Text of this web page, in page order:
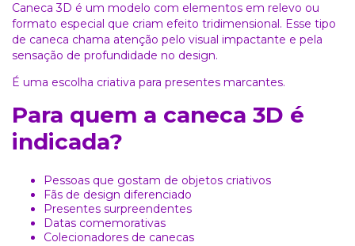
Caneca 3D é um modelo com elementos em relevo ou
formato especial que criam efeito tridimensional. Esse tipo
de caneca chama atenção pelo visual impactante e pela
sensação de profundidade no design.
É uma escolha criativa para presentes marcantes.
Para quem a caneca 3D é
indicada?
Pessoas que gostam de objetos criativos
Fãs de design diferenciado
Presentes surpreendentes
Datas comemorativas
Colecionadores de canecas